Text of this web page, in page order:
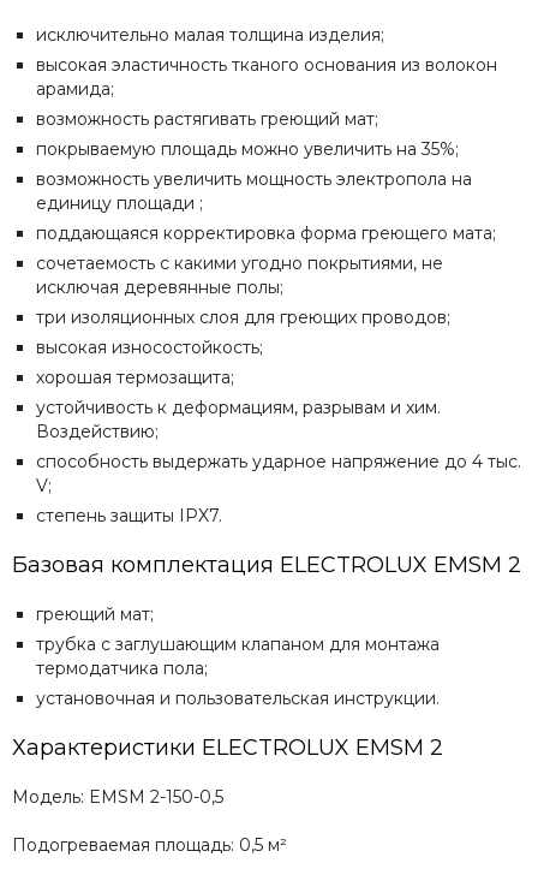
исключительно малая толщина изделия;
высокая эластичность тканого основания из волокон
арамида;
возможность растягивать греющий мат;
покрываемую площадь можно увеличить на 35%;
возможность увеличить мощность электропола на
единицу площади ;
поддающаяся корректировка форма греющего мата;
сочетаемость с какими угодно покрытиями, не
исключая деревянные полы;
три изоляционных слоя для греющих проводов;
высокая износостойкость;
хорошая термозащита;
устойчивость к деформациям, разрывам и хим.
Воздействию;
способность выдержать ударное напряжение до 4 тыс.
V;
степень защиты IPX7.
Базовая комплектация ELECTROLUX EMSM 2
греющий мат;
трубка с заглушающим клапаном для монтажа
термодатчика пола;
установочная и пользовательская инструкции.
Характеристики ELECTROLUX EMSM 2
Модель: EMSM 2-150-0,5
Подогреваемая площадь: 0,5 м²